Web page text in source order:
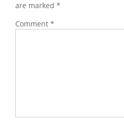
are marked *
Comment *